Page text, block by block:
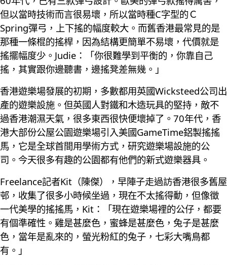
但以當時技術而言很易壞，所以當時種C字型的Ｃ
Spring彈弓，上下搖的幅度較大。而舊香港最常見的是
那種一條棍的搖桿，因為結構更簡單不易壞，代價就是
搖擺幅度少。Judie：「你很難學到平衡的，你靠自己
搖，其實跟你邊聽書，邊搖凳差無幾。」
香港遊樂場發展的初期，多數都用英國Wicksteed公司出
產的遊樂設施。但英國人對鐵和木造玩具的堅持，敵不
過香港潮濕天氣，很多東西很快便壞掉了。70年代，香
港大部份公屋公園遊樂場引入美國GameTime鋁製搖搖
馬，它是全球首間用學術方式，研究遊樂場設施的公
司。今天很多有趣的公園都有他們的新式遊樂器具。
Freelance記者Kit（陳傑），早陣子走過訪香港很多舊屋
邨，收集了很多小時候坐過，現在不太搖得動，但像徵
一代美學的搖搖馬，Kit：「現在遊樂場裡的公仔，都要
有個準確性。雞是甚麼色，蜜蜂是甚麼色，兔子是甚麼
色，當年是亂來的，螢光粉紅的兔子，七彩大嘴鳥都
有。」